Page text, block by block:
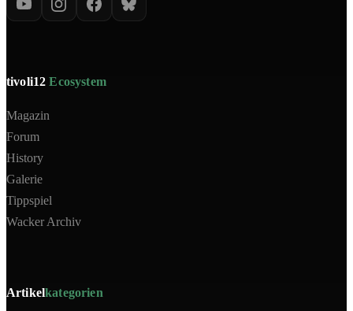
tivoli12Ecosystem
Magazin
Forum
History
Galerie
Tippspiel
Wacker Archiv
Artikelkategorien